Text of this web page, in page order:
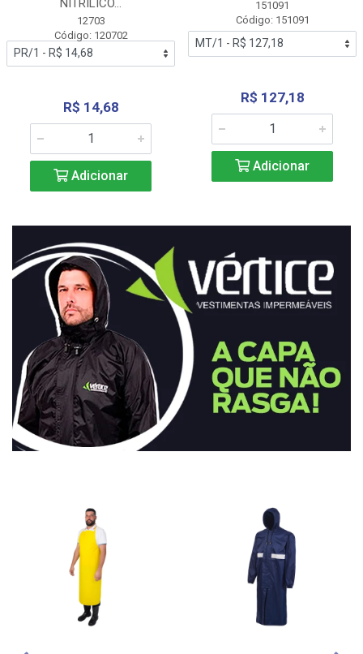
NITRÍLICO...
12703
Código: 120702
R$ 14,68
Adicionar
151091
Código: 151091
R$ 127,18
Adicionar